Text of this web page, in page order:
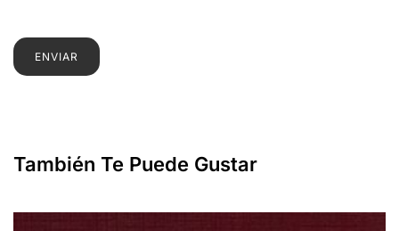
También Te Puede Gustar